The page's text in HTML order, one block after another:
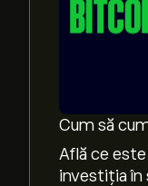
Cum să
Află ce
investiția în